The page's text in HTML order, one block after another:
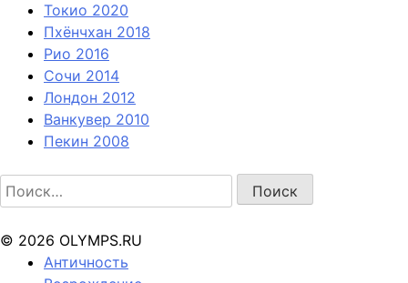
Токио 2020
Пхёнчхан 2018
Рио 2016
Сочи 2014
Лондон 2012
Ванкувер 2010
Пекин 2008
Найти:
© 2026 OLYMPS.RU
Античность